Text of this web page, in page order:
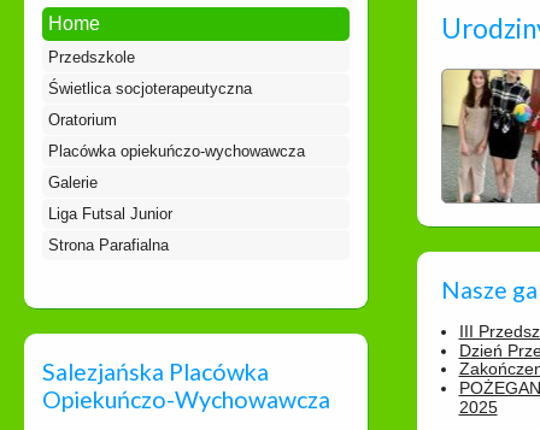
Home
Przedszkole
Świetlica socjoterapeutyczna
Oratorium
Placówka opiekuńczo-wychowawcza
Galerie
Liga Futsal Junior
Strona Parafialna
Salezjańska Placówka
Opiekuńczo-Wychowawcza
Nasze
III
Dzień
2025